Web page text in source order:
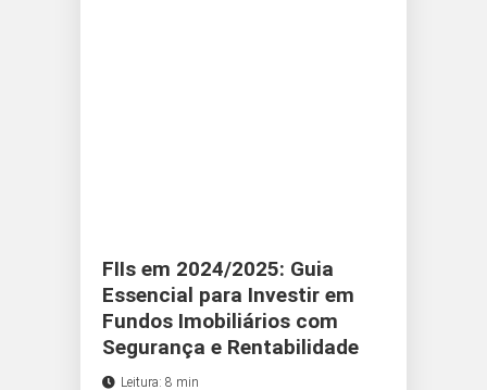
FIIs em 2024/2025: Guia
Essencial para Investir em
Fundos Imobiliários com
Segurança e Rentabilidade
Leitura: 8 min